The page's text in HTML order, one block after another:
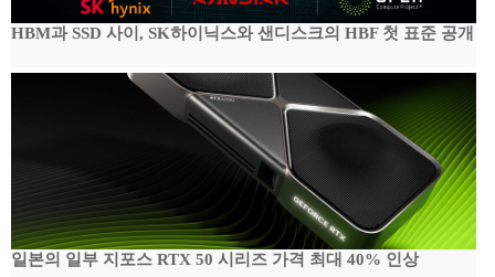
HBM과 SSD 사이, SK하이닉스와 샌디스크의 HBF 첫 표준 공개
일본의 일부 지포스 RTX 50 시리즈 가격 최대 40% 인상